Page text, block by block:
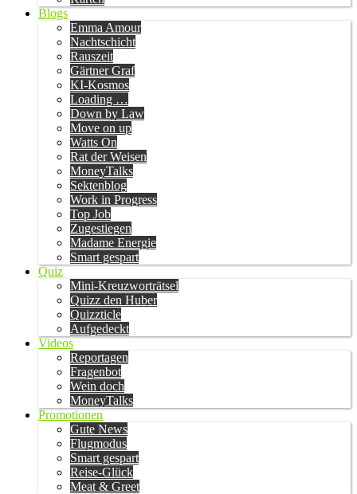
Blogs
Emma Amour
Nachtschicht
Rauszeit
Gärtner Graf
KI-Kosmos
Loading …
Down by Law
Move on up
Watts On
Rat der Weisen
MoneyTalks
Sektenblog
Work in Progress
Top Job
Zugestiegen
Madame Energie
Smart gespart
Quiz
Mini-Kreuzworträtsel
Quizz den Huber
Quizzticle
Aufgedeckt
Videos
Reportagen
Fragenbot
Wein doch
MoneyTalks
Promotionen
Gute News
Flugmodus
Smart gespart
Reise-Glück
Meat & Greet